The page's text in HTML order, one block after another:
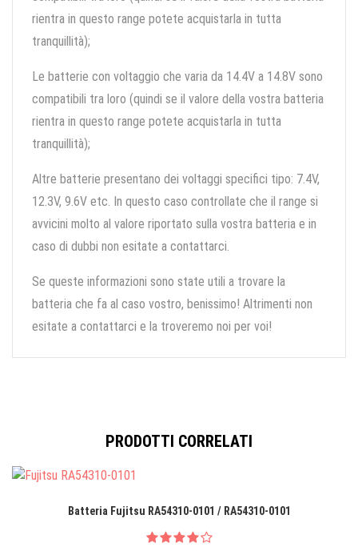
rientra in questo range potete acquistarla in tutta
tranquillità);
Le batterie con voltaggio che varia da 14.4V a 14.8V sono
compatibili tra loro (quindi se il valore della vostra batteria
rientra in questo range potete acquistarla in tutta
tranquillità);
Altre batterie presentano dei voltaggi specifici tipo: 7.4V,
12.3V, 9.6V etc. In questo caso controllate che il range si
avvicini molto al valore riportato sulla vostra batteria e in
caso di dubbi non esitate a contattarci.
Se queste informazioni sono state utili a trovare la
batteria che fa al caso vostro, benissimo! Altrimenti non
esitate a contattarci e la troveremo noi per voi!
PRODOTTI CORRELATI
Batteria Fujitsu RA54310-0101 / RA54310-0101